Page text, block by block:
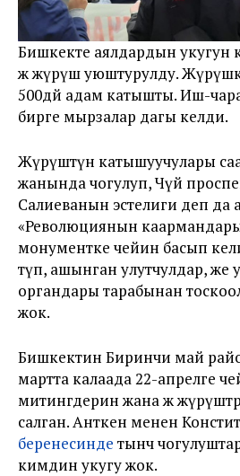
Бишкекте аялдардын укугун
жөө жүрүш уюштурулду.
500дөй адам катышты. Иш-
бирге мырзалар дагы келди.
Жүрүштүн катышуучулары
жанында чогулуп, Чүй
Салиеванын эстелиги деп да
«Революциянын
монументке чейин басып
өтүп, ашынган улутчулдар, же
органдары тарабынан
жок.
Бишкектин Биринчи май
мартта калаада 22-апрелге
митингдерин жана жөө
салган. Анткен менен
беренесинде тынч
кимдин укугу жок.